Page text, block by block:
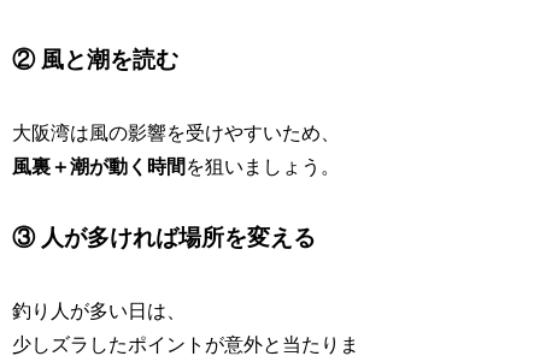
② 風と潮を読む
大阪湾は風の影響を受けやすいため、
風裏＋潮が動く時間 を狙いましょう。
③ 人が多ければ場所を変える
釣り人が多い日は、
少しズラしたポイントが意外と当たりま